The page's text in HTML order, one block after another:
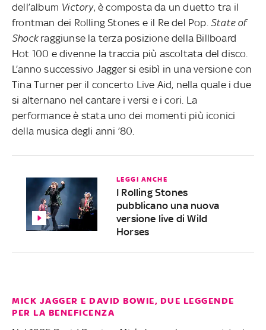
dell’album Victory, è composta da un duetto tra il
frontman dei Rolling Stones e il Re del Pop.State of
Shockraggiunse la terza posizione della Billboard
Hot 100 e divenne la traccia più ascoltata del disco.
L’anno successivo Jagger si esibì in una versione con
Tina Turner per il concerto Live Aid, nella quale i due
si alternano nel cantare i versi e i cori. La
performance è stata uno dei momenti più iconici
della musica degli anni ’80.
LEGGI ANCHE
I Rolling Stones
pubblicano una nuova
versione live di Wild
Horses
MICK JAGGER E DAVID BOWIE, DUE LEGGENDE
PER LA BENEFICENZA